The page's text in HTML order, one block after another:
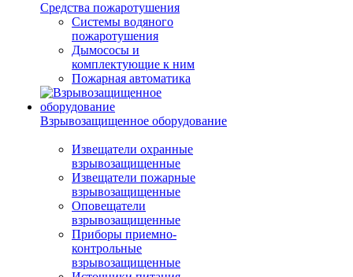
Средства пожаротушения
Системы водяного
пожаротушения
Дымососы и
комплектующие к ним
Пожарная автоматика
Взрывозащищенное оборудование
Извещатели охранные
взрывозащищенные
Извещатели пожарные
взрывозащищенные
Оповещатели
взрывозащищенные
Приборы приемно-
контрольные
взрывозащищенные